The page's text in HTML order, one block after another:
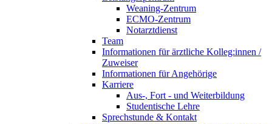
Weaning-Zentrum
ECMO-Zentrum
Notarztdienst
Team
Informationen für ärztliche Kolleg:innen /
Zuweiser
Informationen für Angehörige
Karriere
Aus-, Fort - und Weiterbildung
Studentische Lehre
Sprechstunde & Kontakt